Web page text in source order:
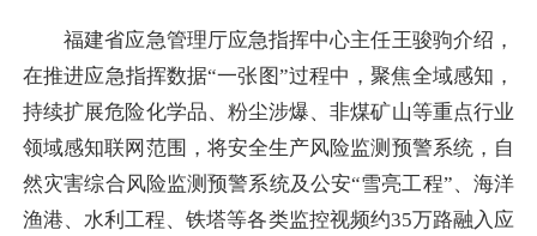
福建省应急管理厅应急指挥中心主任王骏驹介绍，
在推进应急指挥数据“一张图”过程中，聚焦全域感知，
持续扩展危险化学品、粉尘涉爆、非煤矿山等重点行业
领域感知联网范围，将安全生产风险监测预警系统，自
然灾害综合风险监测预警系统及公安“雪亮工程”、海洋
渔港、水利工程、铁塔等各类监控视频约35万路融入应